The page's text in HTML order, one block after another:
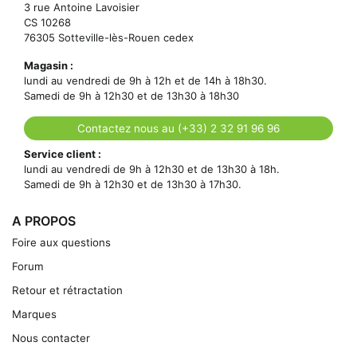
3 rue Antoine Lavoisier
CS 10268
76305 Sotteville-lès-Rouen cedex
Magasin :
lundi au vendredi de 9h à 12h et de 14h à 18h30.
Samedi de 9h à 12h30 et de 13h30 à 18h30
Contactez nous au (+33) 2 32 91 96 96
Service client :
lundi au vendredi de 9h à 12h30 et de 13h30 à 18h.
Samedi de 9h à 12h30 et de 13h30 à 17h30.
A PROPOS
Foire aux questions
Forum
Retour et rétractation
Marques
Nous contacter